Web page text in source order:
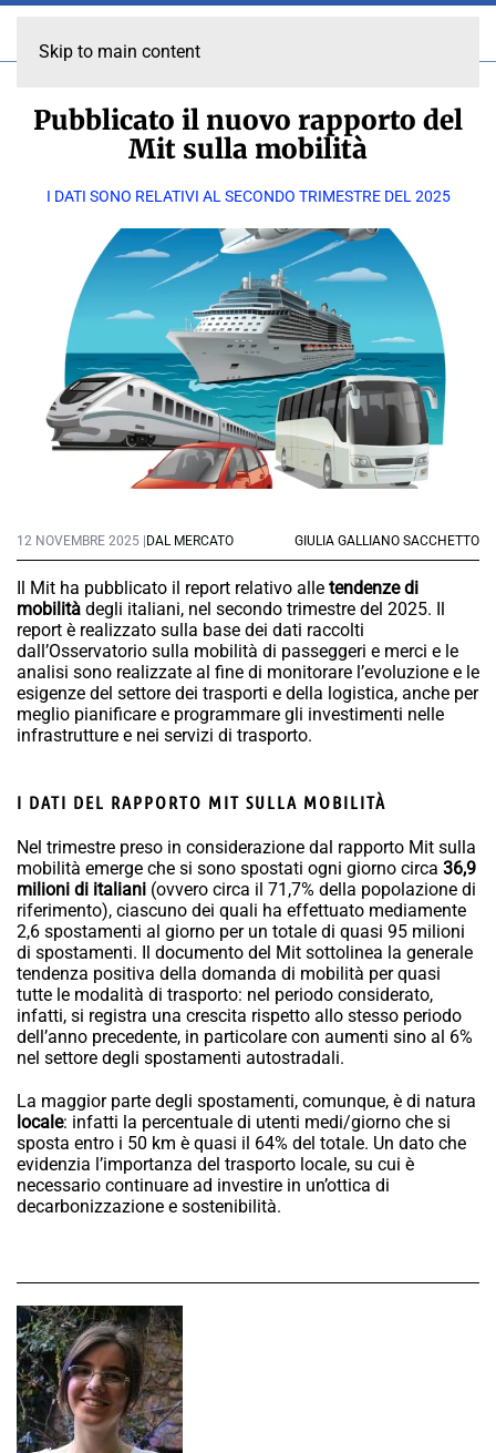
Skip to main content
Pubblicato il nuovo rapporto del
Mit sulla mobilità
I DATI SONO RELATIVI AL SECONDO TRIMESTRE DEL 2025
12 NOVEMBRE 2025 | DAL MERCATO GIULIA GALLIANO SACCHETTO
Il Mit ha pubblicato il report relativo alle tendenze di
mobilità degli italiani, nel secondo trimestre del 2025. Il
report è realizzato sulla base dei dati raccolti
dall’Osservatorio sulla mobilità di passeggeri e merci e le
analisi sono realizzate al fine di monitorare l’evoluzione e le
esigenze del settore dei trasporti e della logistica, anche per
meglio pianificare e programmare gli investimenti nelle
infrastrutture e nei servizi di trasporto.
I DATI DEL RAPPORTO MIT SULLA MOBILITÀ
Nel trimestre preso in considerazione dal rapporto Mit sulla
mobilità emerge che si sono spostati ogni giorno circa 36,9
milioni di italiani (ovvero circa il 71,7% della popolazione di
riferimento), ciascuno dei quali ha effettuato mediamente
2,6 spostamenti al giorno per un totale di quasi 95 milioni
di spostamenti. Il documento del Mit sottolinea la generale
tendenza positiva della domanda di mobilità per quasi
tutte le modalità di trasporto: nel periodo considerato,
infatti, si registra una crescita rispetto allo stesso periodo
dell’anno precedente, in particolare con aumenti sino al 6%
nel settore degli spostamenti autostradali.
La maggior parte degli spostamenti, comunque, è di natura
locale: infatti la percentuale di utenti medi/giorno che si
sposta entro i 50 km è quasi il 64% del totale. Un dato che
evidenzia l’importanza del trasporto locale, su cui è
necessario continuare ad investire in un’ottica di
decarbonizzazione e sostenibilità.